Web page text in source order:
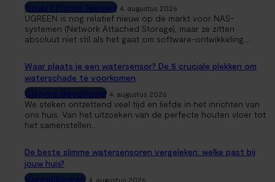
Smart Home Nieuws 4. augustus 2026
UGREEN is nog relatief nieuw op de markt voor NAS-
systemen (Network Attached Storage), maar ze zitten
absoluut niet stil als het gaat om software-ontwikkeling....
Waar plaats je een watersensor? De 5 cruciale plekken om
waterschade te voorkomen
Slimme Beveiliging 4. augustus 2026
We steken ontzettend veel tijd en liefde in het inrichten van
ons huis. Van het uitzoeken van de perfecte houten vloer tot
het samenstellen...
De beste slimme watersensoren vergeleken: welke past bij
jouw huis?
Vergelijkingen 4. augustus 2026